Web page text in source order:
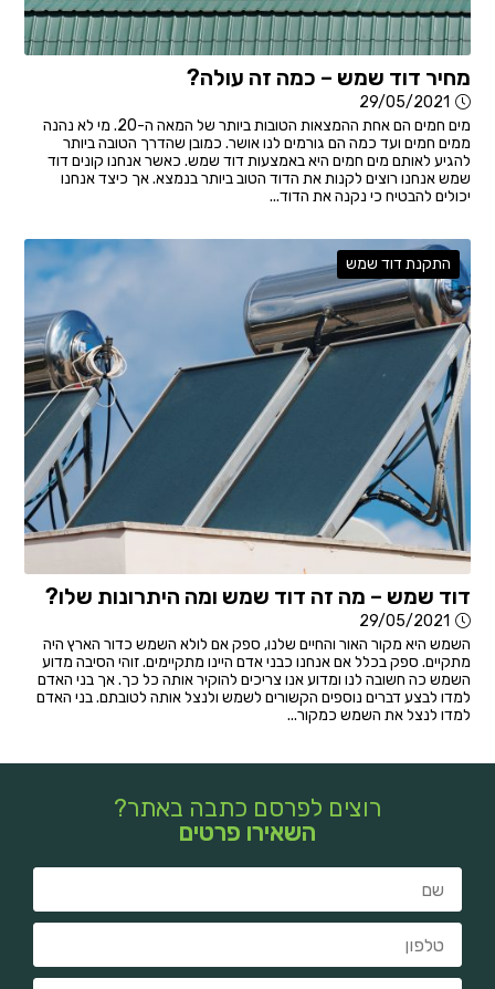
מחיר דוד שמש – כמה זה עולה?
29/05/2021
מים חמים הם אחת ההמצאות הטובות ביותר של המאה ה-20. מי לא נהנה
ממים חמים ועד כמה הם גורמים לנו אושר. כמובן שהדרך הטובה ביותר
להגיע לאותם מים חמים היא באמצעות דוד שמש. כאשר אנחנו קונים דוד
שמש אנחנו רוצים לקנות את הדוד הטוב ביותר בנמצא. אך כיצד אנחנו
יכולים להבטיח כי נקנה את הדוד...
התקנת דוד שמש
דוד שמש – מה זה דוד שמש ומה היתרונות שלו?
29/05/2021
השמש היא מקור האור והחיים שלנו, ספק אם לולא השמש כדור הארץ היה
מתקיים. ספק בכלל אם אנחנו כבני אדם היינו מתקיימים. זוהי הסיבה מדוע
השמש כה חשובה לנו ומדוע אנו צריכים להוקיר אותה כל כך. אך בני האדם
למדו לבצע דברים נוספים הקשורים לשמש ולנצל אותה לטובתם. בני האדם
למדו לנצל את השמש כמקור...
רוצים לפרסם כתבה באתר?
השאירו פרטים